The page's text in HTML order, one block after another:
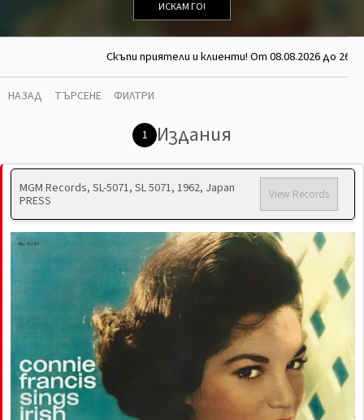
ИСКАМ ГО!
Скъпи приятели и клиенти! От 08.08.2026 до
НАЗАД ТЪРСЕНЕ ФИЛТРИ
1 Издания
MGM Records, SL-5071, SL 5071, 1962, Japan
PRESS
View Records